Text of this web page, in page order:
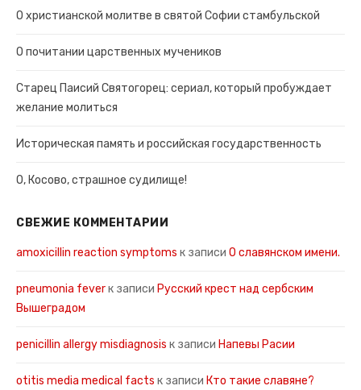
О христианской молитве в святой Софии стамбульской
О почитании царственных мучеников
Старец Паисий Святогорец: сериал, который пробуждает
желание молиться
Историческая память и российская государственность
О, Косово, страшное судилище!
СВЕЖИЕ КОММЕНТАРИИ
amoxicillin reaction symptoms к записи О славянском имени.
pneumonia feverк записи Русский крест над сербским
Вышеградом
penicillin allergy misdiagnosis к записи Напевы Расии
otitis media medical facts к записи Кто такие славяне?